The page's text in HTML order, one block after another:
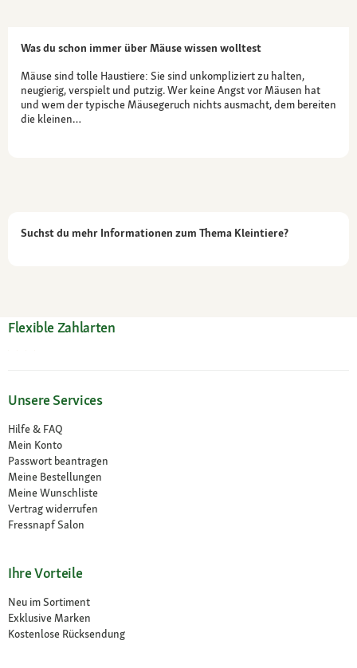
Was du schon immer über Mäuse wissen wolltest
Mäuse sind tolle Haustiere: Sie sind unkompliziert zu halten,
neugierig, verspielt und putzig. Wer keine Angst vor Mäusen hat
und wem der typische Mäusegeruch nichts ausmacht, dem bereiten
die kleinen…
Suchst du mehr Informationen zum Thema Kleintiere?
Flexible Zahlarten
Unsere Services
Hilfe & FAQ
Mein Konto
Passwort beantragen
Meine Bestellungen
Meine Wunschliste
Vertrag widerrufen
Fressnapf Salon
Ihre Vorteile
Neu im Sortiment
Exklusive Marken
Kostenlose Rücksendung